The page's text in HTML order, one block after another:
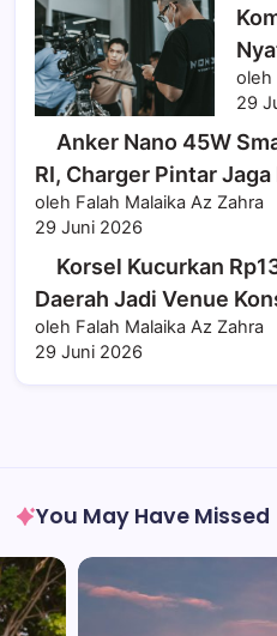
oleh
29
Anker Nano 45W
RI, Charger Pintar
oleh Falah Malaika Az Zahra
29 Juni 2026
Korsel Kucurkan
Daerah Jadi Venue
oleh Falah Malaika Az Zahra
29 Juni 2026
You May Have Missed